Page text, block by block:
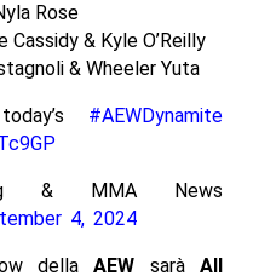
Rose
Cassidy & Kyle O’Reilly
& Wheeler Yuta
#AEWDynamite
& MMA News
4, 2024
dellaAEW saràAll